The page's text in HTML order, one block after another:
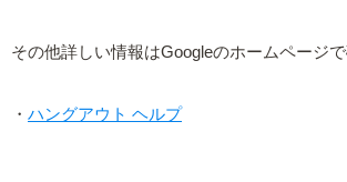
その他詳しい情報はGoogleのホームページで
・ ハングアウト ヘルプ